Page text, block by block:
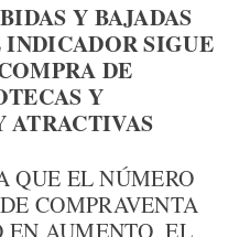
Y BAJADAS
SIGUE
DE
Y
ATRACTIVAS
QUE EL NÚMERO
COMPRAVENTA
AUMENTO, EL